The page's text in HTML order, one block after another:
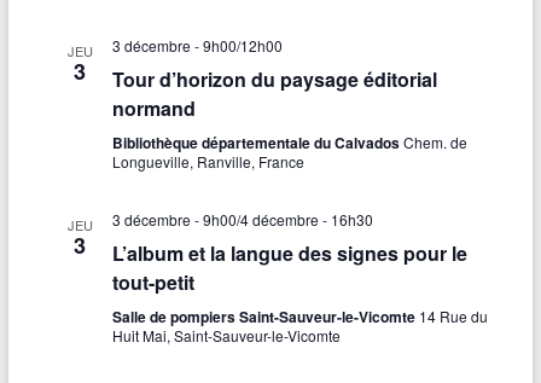
JEU
3
3 décembre - 9h00/12h00
Tour d’horizon du paysage éditorial
normand
Bibliothèque départementale du CalvadosChem. de
Longueville, Ranville, France
JEU
3
3 décembre - 9h00/4 décembre - 16h30
L’album et la langue des signes pour le
tout-petit
Salle de pompiers Saint-Sauveur-le-Vicomte 14 Rue du
Huit Mai, Saint-Sauveur-le-Vicomte